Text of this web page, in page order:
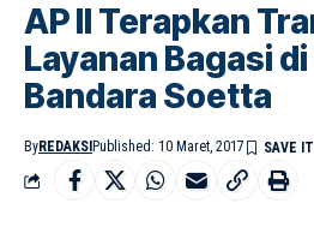
AP II Terapkan
Layanan Bagasi
Bandara Soetta
ByREDAKSI Published: 10 Maret, 2017